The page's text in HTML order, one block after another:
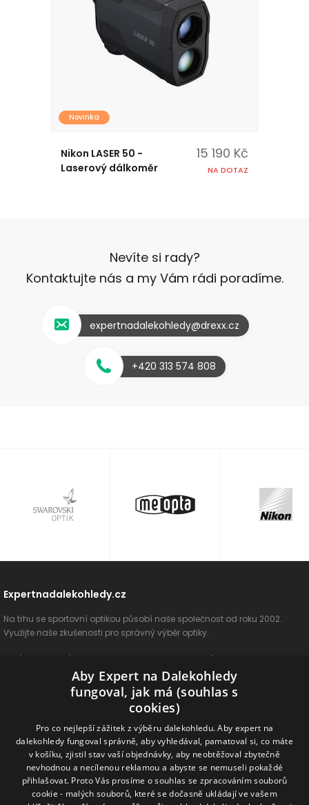
Novinka
Nikon LASER 50 -
Laserový dálkoměr
15 190 Kč
NA DOTAZ
Nevíte si rady?
Kontaktujte nás a my Vám rádi poradíme.
expertnadalekohledy@drexx.cz
+420 313 574 808
Expertnadalekohledy.cz
Na trhu se sportovní optikou působí naše společnost od roku 2002.
Využijte naše zkušenosti pro správný výběr optiky.
O nás Vše o nákupu Poradenství
Ochrana osobních údajů ODSTOUPIT OD SMLOUVY
Dalekohledy Spektivy Dálkoměry Příslušenství Naše značky
Sledujte nás na sociálních sítích
Aby Expert na Dalekohledy
fungoval, jak má (souhlas s
cookies)
Pro co nejlepší zážitek z výběru dalekohledu. Aby expert na
dalekohledy fungoval správně, aby vyhledával, pamatoval si, co máte
v košíku, zjistil stav vaší objednávky, aby neobtěžoval zbytečně
nevhodnou a necílenou reklamou a abyste se nemuseli pokaždé
přihlašovat. Proto Vás prosíme o souhlas se zpracováním souborů
cookie - malých souborů, které se dočasně ukládají ve vašem